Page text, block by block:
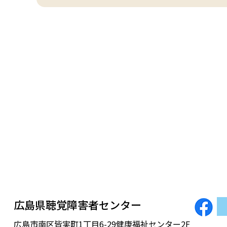
広島県聴覚障害者センター
広島市南区皆実町1丁目6-29健康福祉センター2F